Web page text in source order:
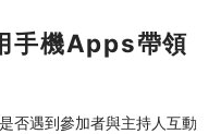
手機Apps帶領
否遇到參加者與主持人互動